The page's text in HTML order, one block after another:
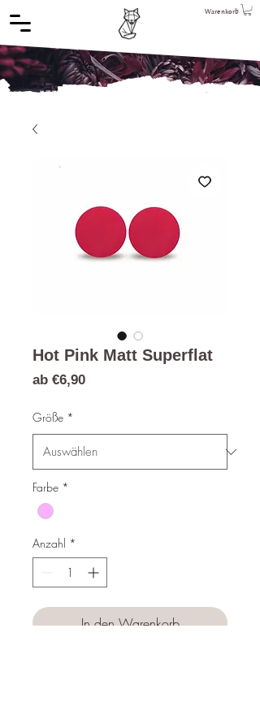
Warenkorb
Hot Pink Matt Superflat
ab €6,90Sale-
Größe *
Farbe *
Anzahl *
In den Warenkorb